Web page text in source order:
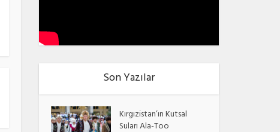
Son Yazılar
Kırgızistan’ın Kutsal
Suları Ala-Too